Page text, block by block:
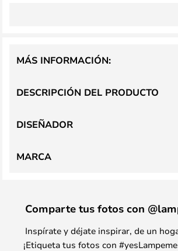
DESCRIPCIÓN DEL PRODUCTO
MÁS INFORMACIÓN:
DISEÑADOR
MARCA
Comparte tus fotos con
Inspírate y déjate inspirar, de un
¡Etiqueta tus fotos con